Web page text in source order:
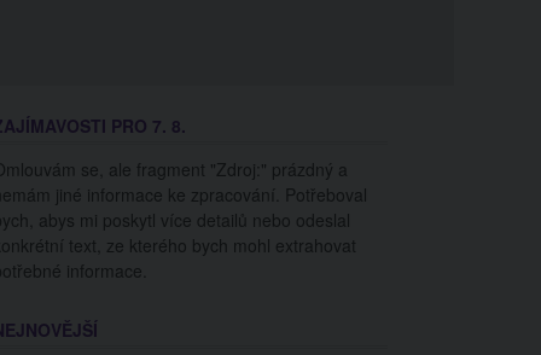
PRO 7. 8.
se, ale fragment "Zdroj:" prázdný a
jiné informace ke zpracování. Potřeboval
abys mi poskytl více detailů nebo odeslal
text, ze kterého bych mohl extrahovat
informace.